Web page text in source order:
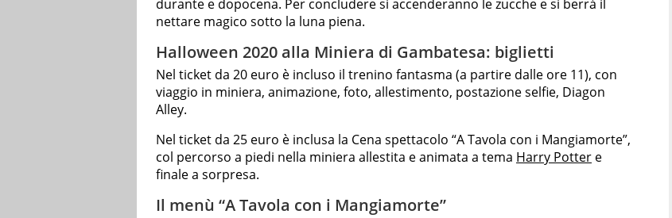
durante e dopocena. Per concludere si accenderanno le zucche e si berrà il
nettare magico sotto la luna piena.
Halloween 2020 alla Miniera di Gambatesa: biglietti
Nel ticket da 20 euro è incluso il trenino fantasma (a partire dalle ore 11), con
viaggio in miniera, animazione, foto, allestimento, postazione selfie, Diagon
Alley.
Nel ticket da 25 euro è inclusa la Cena spettacolo “A Tavola con i Mangiamorte”,
col percorso a piedi nella miniera allestita e animata a tema Harry Potter e
finale a sorpresa.
Il menù “A Tavola con i Mangiamorte”